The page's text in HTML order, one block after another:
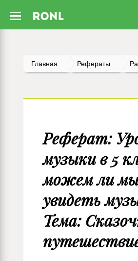
Главная Рефераты
Реферат:
музыки в 5
можем ли
увидеть
Тема: